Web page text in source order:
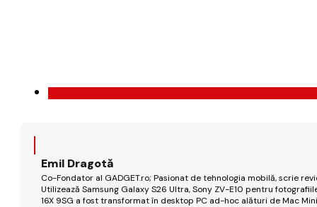
Emil Dragotă
Co-Fondator al GADGET.ro; Pasionat de tehnologia mobilă, scrie
Utilizează Samsung Galaxy S26 Ultra, Sony ZV-E10 pentru
16X 9SG a fost transformat în desktop PC ad-hoc alături de Mac